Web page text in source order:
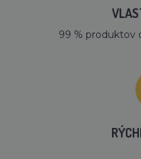
99 % produktov